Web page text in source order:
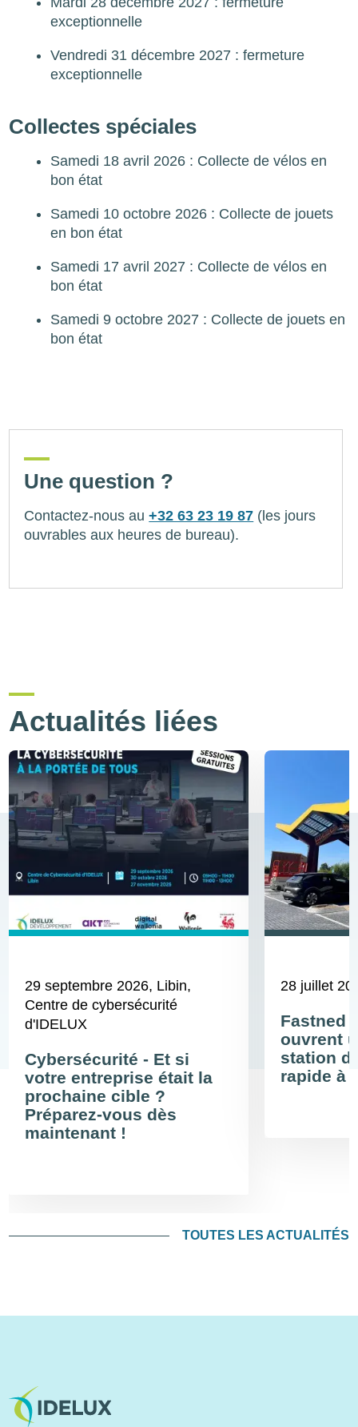
exceptionnelle
Vendredi 31 décembre 2027 : fermeture
exceptionnelle
Collectes spéciales
Samedi 18 avril 2026 : Collecte de vélos en
bon état
Samedi 10 octobre 2026 : Collecte de jouets
en bon état
Samedi 17 avril 2027 : Collecte de vélos en
bon état
Samedi 9 octobre 2027 : Collecte de jouets en
bon état
Une question ?
Contactez-nous au+32 63 23 19 87 (les jours
ouvrables aux heures de bureau).
Actualités liées
29 septembre 2026, Libin,
Centre de cybersécurité
d'IDELUX
Cybersécurité - Et si
votre entreprise était la
prochaine cible ?
Préparez-vous dès
maintenant !
28 juillet
Fastned
ouvrent
station
rapide à
TOUTES LES ACTUALITÉS
Image